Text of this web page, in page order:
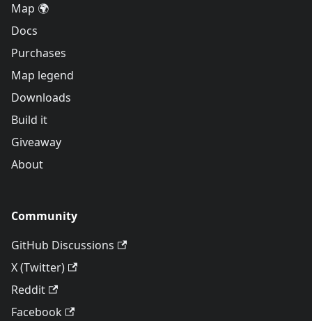
Map 🌍
Docs
Purchases
Map legend
Downloads
Build it
Giveaway
About
Community
GitHub Discussions
X (Twitter)
Reddit
Facebook